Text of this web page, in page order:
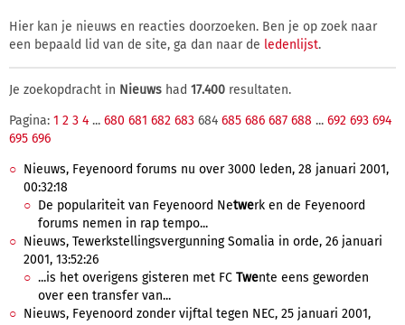
Hier kan je nieuws en reacties doorzoeken. Ben je op zoek naar
een bepaald lid van de site, ga dan naar de ledenlijst.
Je zoekopdracht in Nieuws had 17.400 resultaten.
Pagina: 1 2 3 4 ... 680 681 682 683 684 685 686 687 688 ... 692 693 694
695 696
Nieuws, Feyenoord forums nu over 3000 leden, 28 januari 2001,
00:32:18
De populariteit van Feyenoord Netwerk en de Feyenoord
forums nemen in rap tempo...
Nieuws, Tewerkstellingsvergunning Somalia in orde, 26 januari
2001, 13:52:26
...is het overigens gisteren met FC Twente eens geworden
over een transfer van...
Nieuws, Feyenoord zonder vijftal tegen NEC, 25 januari 2001,